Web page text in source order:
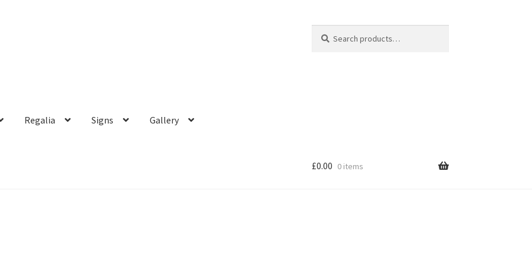
for:
Regalia Signs Gallery
£0.00 0 items